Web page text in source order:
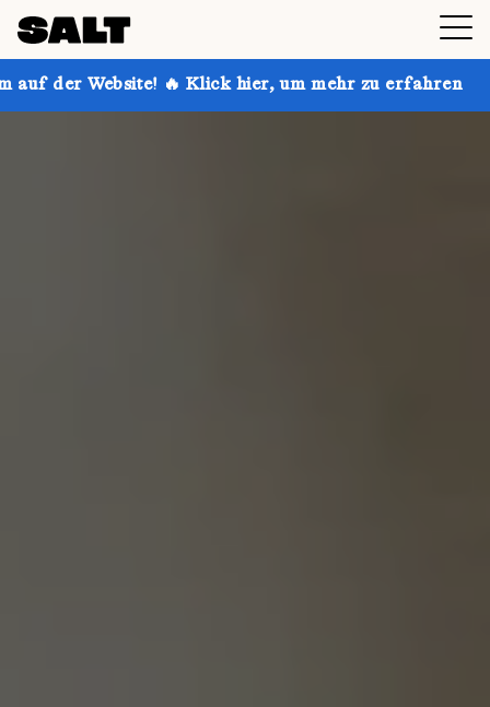
🔥 Klick hier, um mehr zu erfahren Hol dir bis zu